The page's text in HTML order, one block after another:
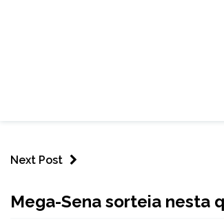
Next Post
NOTÍCIAS
Mega-Sena sorteia nesta